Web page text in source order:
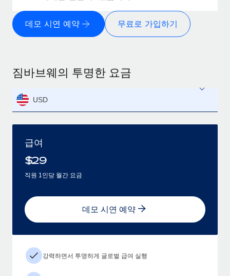
데모 시연 예약 무료로 가입하기
짐바브웨의 투명한 요금
USD
급여
$29
직원 1인당 월간 요금
데모 시연 예약
강력하면서 투명하게 글로벌 급여 실행